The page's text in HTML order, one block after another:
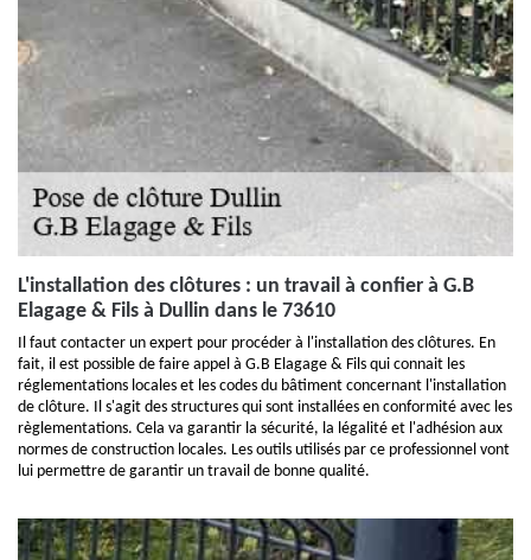
L'installation des clôtures : un travail à confier à G.B
Elagage & Fils à Dullin dans le 73610
Il faut contacter un expert pour procéder à l'installation des clôtures. En
fait, il est possible de faire appel à G.B Elagage & Fils qui connait les
réglementations locales et les codes du bâtiment concernant l'installation
de clôture. Il s'agit des structures qui sont installées en conformité avec les
règlementations. Cela va garantir la sécurité, la légalité et l'adhésion aux
normes de construction locales. Les outils utilisés par ce professionnel vont
lui permettre de garantir un travail de bonne qualité.